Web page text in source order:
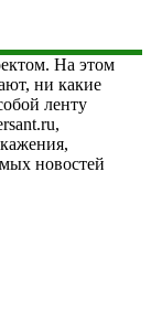
На этом
ни какие
ленту
новостей